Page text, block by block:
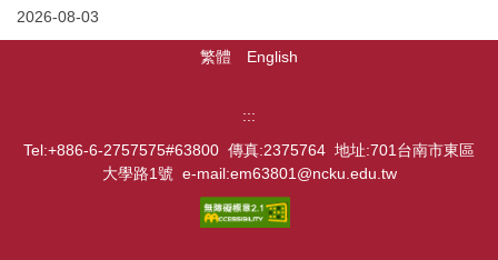
空間借用
2026-08-03
繁體 English
:::
Tel:+886-6-2757575#63800 傳真:2375764 地址:701台南市東區
大學路1號 e-mail:em63801@ncku.edu.tw